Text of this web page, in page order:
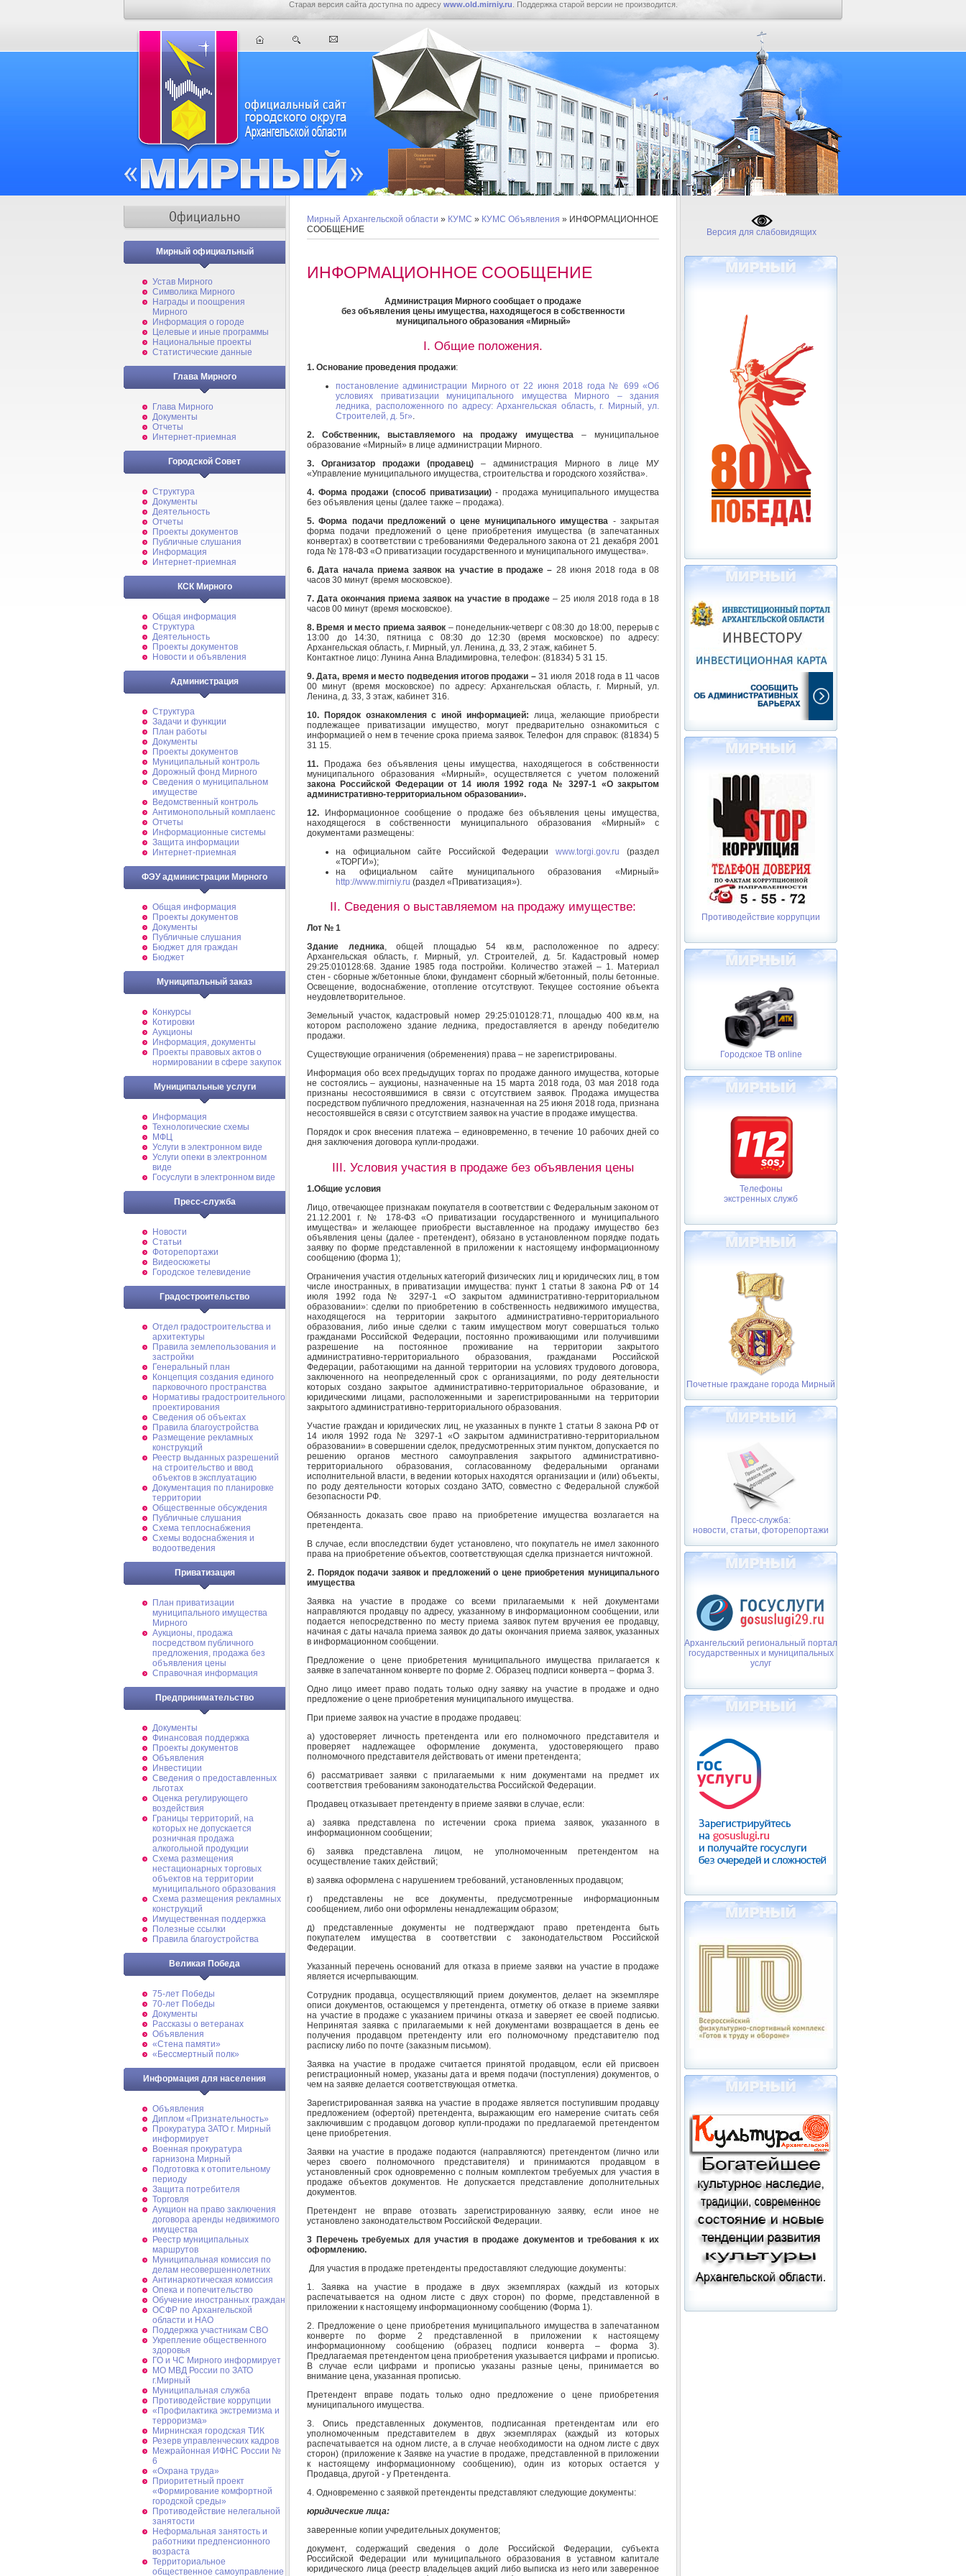
Старая версия сайта доступна по адресу www.old.mirniy.ru . Поддержка старой версии не производится.
Мирный официальный
Устав Мирного
Символика Мирного
Награды и поощрения
Мирного
Информация о городе
Целевые и иные программы
Национальные проекты
Статистические данные
Глава Мирного
Глава Мирного
Документы
Отчеты
Интернет-приемная
Городской Совет
Структура
Документы
Деятельность
Отчеты
Проекты документов
Публичные слушания
Информация
Интернет-приемная
КСК Мирного
Общая информация
Структура
Деятельность
Проекты документов
Новости и объявления
Администрация
Структура
Задачи и функции
План работы
Документы
Проекты документов
Муниципальный контроль
Дорожный фонд Мирного
Cведения о муниципальном
имуществе
Ведомственный контроль
Антимонопольный комплаенс
Отчеты
Информационные системы
Защита информации
Интернет-приемная
ФЭУ администрации Мирного
Общая информация
Проекты документов
Документы
Публичные слушания
Бюджет для граждан
Бюджет
Муниципальный заказ
Конкурсы
Котировки
Аукционы
Информация, документы
Проекты правовых актов о
нормировании в сфере закупок
Муниципальные услуги
Информация
Технологические схемы
МФЦ
Услуги в электронном виде
Услуги опеки в электронном
виде
Госуслуги в электронном виде
Пресс-служба
Новости
Статьи
Фоторепортажи
Видеосюжеты
Городское телевидение
Градостроительство
Отдел градостроительства и
архитектуры
Правила землепользования и
застройки
Генеральный план
Концепция создания единого
парковочного пространства
Нормативы градостроительного
проектирования
Сведения об объектах
Правила благоустройства
Размещение рекламных
конструкций
Реестр выданных разрешений
на строительство и ввод
объектов в эксплуатацию
Документация по планировке
территории
Общественные обсуждения
Публичные слушания
Схема теплоснабжения
Схемы водоснабжения и
водоотведения
Приватизация
План приватизации
муниципального имущества
Мирного
Аукционы, продажа
посредством публичного
предложения, продажа без
объявления цены
Справочная информация
Предпринимательство
Документы
Финансовая поддержка
Проекты документов
Объявления
Инвестиции
Сведения о предоставленных
льготах
Оценка регулирующего
воздействия
Границы территорий, на
которых не допускается
розничная продажа
алкогольной продукции
Схема размещения
нестационарных торговых
объектов на территории
муниципального образования
Схема размещения рекламных
конструкций
Имущественная поддержка
Полезные ссылки
Правила благоустройства
Великая Победа
75-лет Победы
70-лет Победы
Документы
Рассказы о ветеранах
Объявления
«Стена памяти»
«Бессмертный полк»
Информация для населения
Объявления
Диплом «Признательность»
Прокуратура ЗАТО г. Мирный
информирует
Военная прокуратура
гарнизона Мирный
Подготовка к отопительному
периоду
Защита потребителя
Торговля
Аукцион на право заключения
договора аренды недвижимого
имущества
Реестр муниципальных
маршрутов
Муниципальная комиссия по
делам несовершеннолетних
Антинаркотическая комиссия
Опека и попечительство
Обучение иностранных граждан
ОСФР по Архангельской
области и НАО
Поддержка участникам СВО
Укрепление общественного
здоровья
ГО и ЧС Мирного информирует
МО МВД России по ЗАТО
г.Мирный
Муниципальная cлужба
Противодействие коррупции
«Профилактика экстремизма и
терроризма»
Мирнинская городская ТИК
Резерв управленческих кадров
Межрайонная ИФНС России №
6
«Охрана труда»
Приоритетный проект
«Формирование комфортной
городской среды»
Противодействие нелегальной
занятости
Неформальная занятость и
работники предпенсионного
возраста
Территориальное
общественное самоуправление
Мирный Архангельской области » КУМС » КУМС Объявления » ИНФОРМАЦИОННОЕ
СООБЩЕНИЕ
ИНФОРМАЦИОННОЕ СООБЩЕНИЕ
Администрация Мирного сообщает о продаже
без объявления цены имущества, находящегося в собственности
муниципального образования «Мирный»
I. Общие положения.
1. Основание проведения продажи:
постановление администрации Мирного от 22 июня 2018 года № 699 «Об
условиях приватизации муниципального имущества Мирного – здания
ледника, расположенного по адресу: Архангельская область, г. Мирный, ул.
Строителей, д. 5г».
2. Собственник, выставляемого на продажу имущества – муниципальное
образование «Мирный» в лице администрации Мирного.
3. Организатор продажи (продавец) – администрация Мирного в лице МУ
«Управление муниципального имущества, строительства и городского хозяйства».
4. Форма продажи (способ приватизации)- продажа муниципального имущества
без объявления цены (далее также – продажа).
5.Форма подачи предложений о цене муниципального имущества - закрытая
форма подачи предложений о цене приобретения имущества (в запечатанных
конвертах) в соответствии с требованиями Федерального закона от 21 декабря 2001
года № 178-ФЗ «О приватизации государственного и муниципального имущества».
6.Дата начала приема заявок на участие в продаже – 28 июня 2018 года в 08
часов 30 минут (время московское).
7. Дата окончания приема заявок на участие в продаже – 25 июля 2018 года в 18
часов 00 минут (время московское).
8. Время и место приема заявок – понедельник-четверг с 08:30 до 18:00, перерыв с
13:00 до 14:30, пятница с 08:30 до 12:30 (время московское) по адресу:
Архангельская область, г. Мирный, ул. Ленина, д. 33, 2 этаж, кабинет 5.
Контактное лицо: Лунина Анна Владимировна, телефон: (81834) 5 31 15.
9.Дата, время и место подведения итогов продажи –31 июля 2018 года в 11 часов
00 минут (время московское) по адресу: Архангельская область, г. Мирный, ул.
Ленина, д. 33, 3 этаж, кабинет 316.
10.
Порядок ознакомления с иной информацией: лица, желающие приобрести
подлежащее приватизации имущество, могут предварительно ознакомиться с
информацией о нем в течение срока приема заявок. Телефон для справок: (81834) 5
31 15.
11.
Продажа без объявления цены имущества, находящегося в собственности
муниципального образования «Мирный», осуществляется с учетом положений
закона Российской Федерации от 14 июля 1992 года № 3297-1 «О закрытом
административно-территориальном образовании».
12.
Информационное сообщение о продаже без объявления цены имущества,
находящегося в собственности муниципального образования «Мирный» с
документами размещены:
на официальном сайте Российской Федерацииwww.torgi.gov.ru (раздел
«ТОРГИ»);
на официальном сайте муниципального образования «Мирный»
http://www.mirniy.ru (раздел «Приватизация»).
II. Сведения о выставляемом на продажу имуществе:
Лот № 1
Здание ледника, общей площадью 54 кв.м, расположенное по адресу:
Архангельская область, г. Мирный, ул. Строителей, д. 5г. Кадастровый номер
29:25:010128:68. Здание 1985 года постройки. Количество этажей – 1. Материал
стен - сборные ж/бетонные блоки, фундамент сборный ж/бетонный, полы бетонные.
Освещение, водоснабжение, отопление отсутствуют. Текущее состояние объекта
неудовлетворительное.
Земельный участок, кадастровый номер 29:25:010128:71, площадью 400 кв.м, на
котором расположено здание ледника, предоставляется в аренду победителю
продажи.
Существующие ограничения (обременения) права – не зарегистрированы.
Информация обо всех предыдущих торгах по продаже данного имущества, которые
не состоялись – аукционы, назначенные на 15 марта 2018 года, 03 мая 2018 года
признаны несостоявшимися в связи с отсутствием заявок. Продажа имущества
посредством публичного предложения, назначенная на 25 июня 2018 года, признана
несостоявшейся в связи с отсутствием заявок на участие в продаже имущества.
Порядок и срок внесения платежа – единовременно, в течение 10 рабочих дней со
дня заключения договора купли-продажи.
III. Условия участия в продаже без объявления цены
1.Общие условия
Лицо, отвечающее признакам покупателя в соответствии с Федеральным законом от
21.12.2001 г. № 178-ФЗ «О приватизации государственного и муниципального
имущества» и желающее приобрести выставленное на продажу имущество без
объявления цены (далее - претендент), обязано в установленном порядке подать
заявку по форме представленной в приложении к настоящему информационному
сообщению (форма 1);
Ограничения участия отдельных категорий физических лиц и юридических лиц, в том
числе иностранных, в приватизации имущества: пункт 1 статьи 8 закона РФ от 14
июля 1992 года № 3297-1 «О закрытом административно-территориальном
образовании»: сделки по приобретению в собственность недвижимого имущества,
находящегося на территории закрытого административно-территориального
образования, либо иные сделки с таким имуществом могут совершаться только
гражданами Российской Федерации, постоянно проживающими или получившими
разрешение на постоянное проживание на территории закрытого
административно-территориального образования, гражданами Российской
Федерации, работающими на данной территории на условиях трудового договора,
заключенного на неопределенный срок с организациями, по роду деятельности
которых создано закрытое административно-территориальное образование, и
юридическими лицами, расположенными и зарегистрированными на территории
закрытого административно-территориального образования.
Участие граждан и юридических лиц, не указанных в пункте 1 статьи 8 закона РФ от
14 июля 1992 года № 3297-1 «О закрытом административно-территориальном
образовании» в совершении сделок, предусмотренных этим пунктом, допускается по
решению органов местного самоуправления закрытого административно-
территориального образования, согласованному федеральными органами
исполнительной власти, в ведении которых находятся организации и (или) объекты,
по роду деятельности которых создано ЗАТО, совместно с Федеральной службой
безопасности РФ.
Обязанность доказать свое право на приобретение имущества возлагается на
претендента.
В случае, если впоследствии будет установлено, что покупатель не имел законного
права на приобретение объектов, соответствующая сделка признается ничтожной.
2. Порядок подачи заявок и предложений о цене приобретения муниципального
имущества
Заявка на участие в продаже со всеми прилагаемыми к ней документами
направляются продавцу по адресу, указанному в информационном сообщении, или
подается непосредственно по месту приема заявок путем вручения ее продавцу,
начиная с даты начала приема заявок до даты окончания приема заявок, указанных
в информационном сообщении.
Предложение о цене приобретения муниципального имущества прилагается к
заявке в запечатанном конверте по форме 2. Образец подписи конверта – форма 3.
Одно лицо имеет право подать только одну заявку на участие в продаже и одно
предложение о цене приобретения муниципального имущества.
При приеме заявок на участие в продаже продавец:
а) удостоверяет личность претендента или его полномочного представителя и
проверяет надлежащее оформление документа, удостоверяющего право
полномочного представителя действовать от имени претендента;
б) рассматривает заявки с прилагаемыми к ним документами на предмет их
соответствия требованиям законодательства Российской Федерации.
Продавец отказывает претенденту в приеме заявки в случае, если:
а) заявка представлена по истечении срока приема заявок, указанного в
информационном сообщении;
б) заявка представлена лицом, не уполномоченным претендентом на
осуществление таких действий;
в) заявка оформлена с нарушением требований, установленных продавцом;
г) представлены не все документы, предусмотренные информационным
сообщением, либо они оформлены ненадлежащим образом;
д) представленные документы не подтверждают право претендента быть
покупателем имущества в соответствии с законодательством Российской
Федерации.
Указанный перечень оснований для отказа в приеме заявки на участие в продаже
является исчерпывающим.
Сотрудник продавца, осуществляющий прием документов, делает на экземпляре
описи документов, остающемся у претендента, отметку об отказе в приеме заявки
на участие в продаже с указанием причины отказа и заверяет ее своей подписью.
Непринятая заявка с прилагаемыми к ней документами возвращается в день ее
получения продавцом претенденту или его полномочному представителю под
расписку либо по почте (заказным письмом).
Заявка на участие в продаже считается принятой продавцом, если ей присвоен
регистрационный номер, указаны дата и время подачи (поступления) документов, о
чем на заявке делается соответствующая отметка.
Зарегистрированная заявка на участие в продаже является поступившим продавцу
предложением (офертой) претендента, выражающим его намерение считать себя
заключившим с продавцом договор купли-продажи по предлагаемой претендентом
цене приобретения.
Заявки на участие в продаже подаются (направляются) претендентом (лично или
через своего полномочного представителя) и принимаются продавцом в
установленный срок одновременно с полным комплектом требуемых для участия в
продаже объектов документов. Не допускается представление дополнительных
документов.
Претендент не вправе отозвать зарегистрированную заявку, если иное не
установлено законодательством Российской Федерации.
3 Перечень требуемых для участия в продаже документов и требования к их
оформлению.
Для участия в продаже претенденты предоставляют следующие документы:
1. Заявка на участие в продаже в двух экземплярах (каждый из которых
распечатывается на одном листе с двух сторон) по форме, представленной в
приложении к настоящему информационному сообщению (Форма 1).
2. Предложение о цене приобретения муниципального имущества в запечатанном
конверте по форме 2 представленной в приложении к настоящему
информационному сообщению (образец подписи конверта – форма 3).
Предлагаемая претендентом цена приобретения указывается цифрами и прописью.
В случае если цифрами и прописью указаны разные цены, принимается во
внимание цена, указанная прописью.
Претендент вправе подать только одно предложение о цене приобретения
муниципального имущества.
3. Опись представленных документов, подписанная претендентам или его
уполномоченным представителем в двух экземплярах (каждый из которых
распечатывается на одном листе, а в случае необходимости на одном листе с двух
сторон) (приложение к Заявке на участие в продаже, представленной в приложении
к настоящему информационному сообщению), один из которых остается у
Продавца, другой - у Претендента.
4. Одновременно с заявкой претенденты представляют следующие документы:
юридические лица:
заверенные копии учредительных документов;
документ, содержащий сведения о доле Российской Федерации, субъекта
Российской Федерации или муниципального образования в уставном капитале
юридического лица (реестр владельцев акций либо выписка из него или заверенное
Версия для слабовидящих
Противодействие коррупции
Городское ТВ online
Телефоны
экстренных служб
Почетные граждане города Мирный
Пресс-служба:
новости, статьи, фоторепортажи
Архангельский региональный портал
государственных и муниципальных
услуг